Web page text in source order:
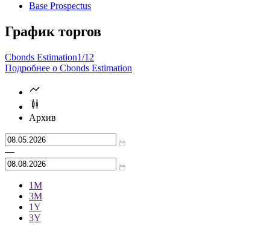
Base Prospectus
График торгов
Cbonds Estimation1/12
Подробнее о Cbonds Estimation
Архив
—
1М
3М
1Y
3Y